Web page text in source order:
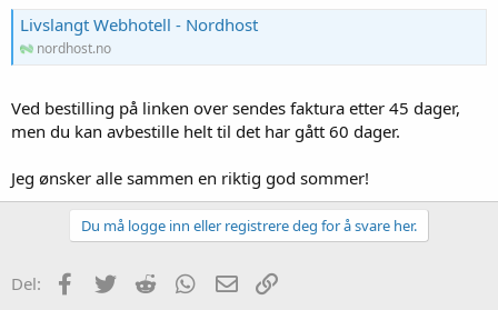
Livslangt Webhotell - Nordhost
nordhost.no
Ved bestilling på linken over sendes faktura etter 45 dager,
men du kan avbestille helt til det har gått 60 dager.
Jeg ønsker alle sammen en riktig god sommer!
Du må logge inn eller registrere deg for å svare her.
Del: Facebook
Twitter Reddit WhatsApp
E-post